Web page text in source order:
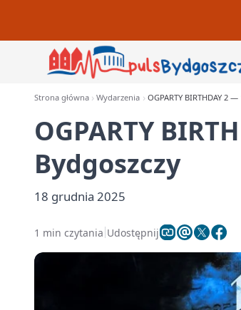
Strona główna Wydarzenia OGPARTY BIRTHDAY 2
OGPARTY
Bydgoszczy
18 grudnia 2025
1 min czytania Udostępnij